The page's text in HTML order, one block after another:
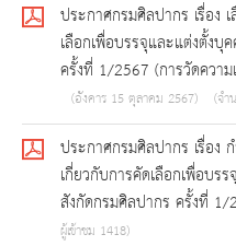
ประกาศกรมศิลปากร เรื่อง
เลือกเพื่อบรรจุและแต่งตั้งบุ
ครั้งที่ 1/2567 (การวัดควา
(อังคาร 15 ตุลาคม 2567) (จำ
ประกาศกรมศิลปากร เรื่อง
เกี่ยวกับการคัดเลือกเพื่อบร
สังกัดกรมศิลปากร ครั้งที่ 1/
ผู้เข้าชม 1418)